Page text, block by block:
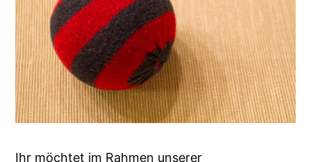
Ihr möchtet im Rahmen unserer